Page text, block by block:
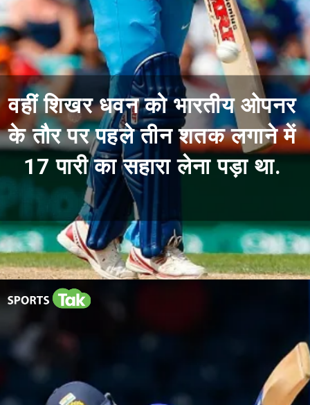
वहीं शिखर धवन को भारतीय ओपनर
के तौर पर पहले तीन शतक लगाने में
17 पारी का सहारा लेना पड़ा था.